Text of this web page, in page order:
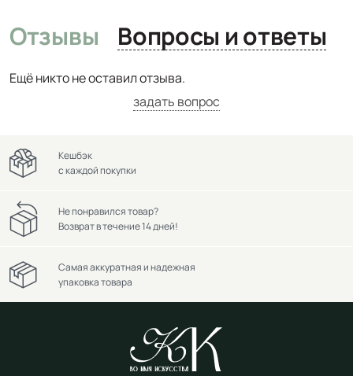
Отзывы Вопросы и ответы
Ещё никто не оставил отзыва.
задать вопрос
Кешбэк
с каждой покупки
Не понравился товар?
Возврат в течение 14 дней!
Самая аккуратная и надежная
упаковка товара